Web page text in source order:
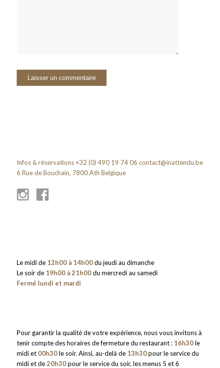
Infos & réservations +32 (0) 490 19 74 06 contact@inattendu.be
6 Rue de Bouchain, 7800 Ath Belgique
Le midi de 12h00 à 14h00du jeudi au dimanche
Le soir de 19h00 à 21h00du mercredi au samedi
Fermé lundi et mardi
Pour garantir la qualité de votre expérience, nous vous invitons à
tenir compte des horaires de fermeture du restaurant : 16h30le
midi et 00h30le soir. Ainsi, au-delà de 13h30pour le service du
midi et de20h30pour le service du soir, les menus 5 et 6